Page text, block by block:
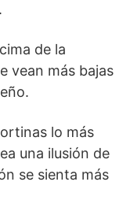
de la
vean más bajas
lo más
una ilusión de
se sienta más